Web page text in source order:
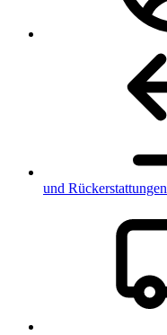
und Rückerstattungen